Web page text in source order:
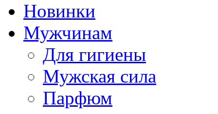
Новинки
Мужчинам
Для гигиены
Мужская сила
Парфюм